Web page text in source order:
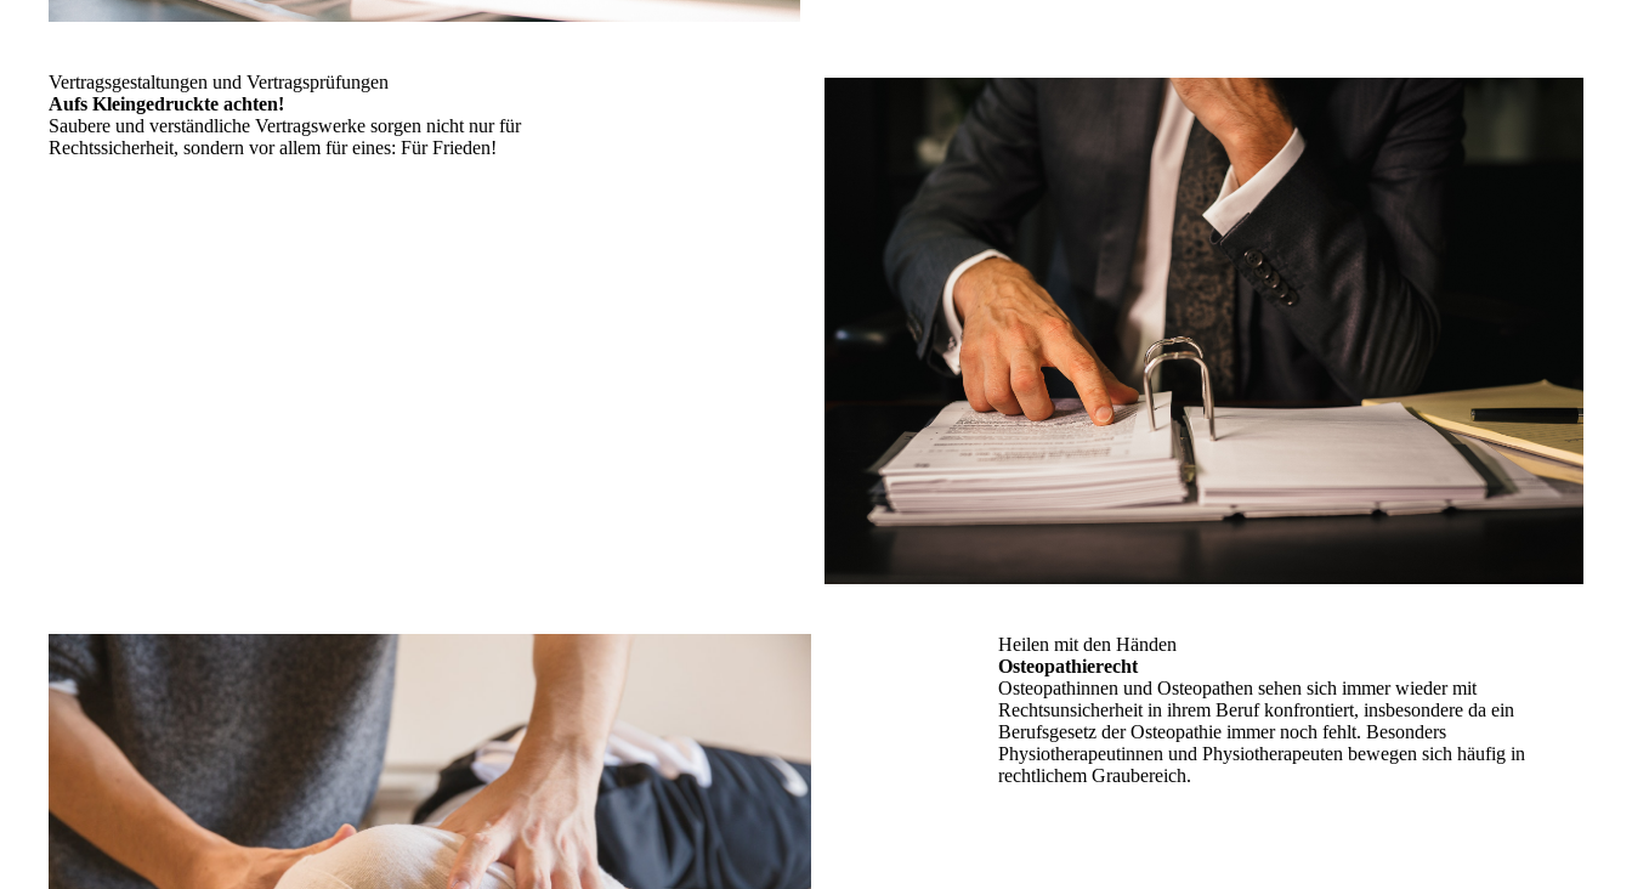
Vertragsgestaltungen und Vertragsprüfungen
Aufs Kleingedruckte achten!
Saubere und verständliche Vertragswerke sorgen nicht nur für
Rechtssicherheit, sondern vor allem für eines: Für Frieden!
Heilen mit den Händen
Osteopathierecht
Osteopathinnen und Osteopathen sehen sich immer wieder mit
Rechtsunsicherheit in ihrem Beruf konfrontiert, insbesondere da ein
Berufsgesetz der Osteopathie immer noch fehlt. Besonders
Physiotherapeutinnen und Physiotherapeuten bewegen sich häufig in
rechtlichem Graubereich.